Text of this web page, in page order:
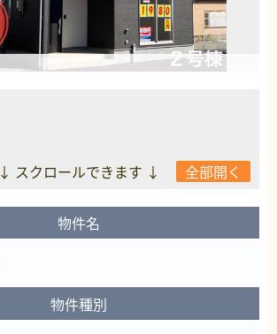
↓ スクロールできます ↓ 全部開く
物件名
物件種別